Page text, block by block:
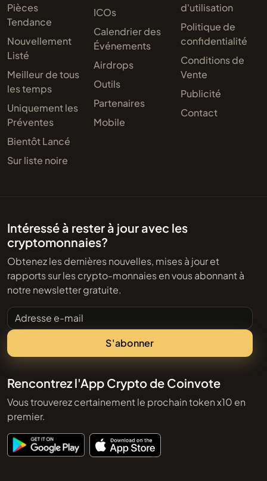
Pièces
Tendance
Nouvellement
Listé
Meilleur de tous
les temps
Uniquement les
Préventes
Bientôt Lancé
Sur liste noire
ICOs
Calendrier des
Événements
Airdrops
Outils
Partenaires
Mobile
d'utilisation
Politique de
confidentialité
Conditions de
Vente
Publicité
Contact
Intéressé à rester à jour avec les
cryptomonnaies?
Obtenez les dernières nouvelles, mises à jour et
rapports sur les crypto-monnaies en vous abonnant à
notre newsletter gratuite.
Adresse e-mail
S'abonner
Rencontrez l'App Crypto de Coinvote
Vous trouverez certainement le prochain token x10 en
premier.